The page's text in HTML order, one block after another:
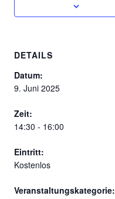
DETAILS
Datum:
9. Juni 2025
Zeit:
14:30 - 16:00
Eintritt:
Kostenlos
Veranstaltungskategorie: